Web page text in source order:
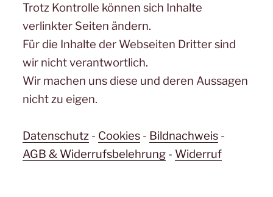
Trotz Kontrolle können sich Inhalte
verlinkter Seiten ändern.
Für die Inhalte der Webseiten Dritter sind
wir nicht verantwortlich.
Wir machen uns diese und deren Aussagen
nicht zu eigen.
Datenschutz- Cookies- Bildnachweis-
AGB & Widerrufsbelehrung- Widerruf